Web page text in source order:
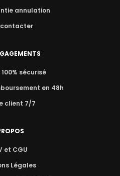
annulation
contacter
sécurisé
en 48h
client 7/7
et CGU
Légales